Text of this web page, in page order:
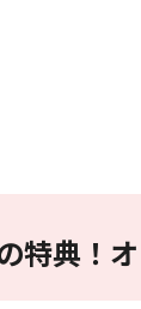
特典！